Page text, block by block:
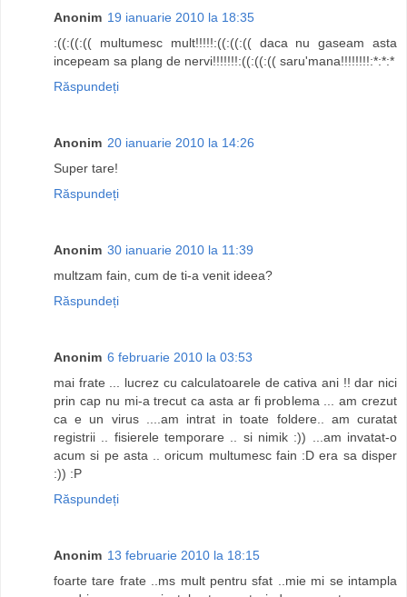
Anonim 19 ianuarie 2010 la 18:35
:((:((:(( multumesc mult!!!!!:((:((:(( daca nu gaseam asta
incepeam sa plang de nervi!!!!!!!:((:((:(( saru'mana!!!!!!!!:*:*:*
Răspundeți
Anonim 20 ianuarie 2010 la 14:26
Super tare!
Răspundeți
Anonim 30 ianuarie 2010 la 11:39
multzam fain, cum de ti-a venit ideea?
Răspundeți
Anonim 6 februarie 2010 la 03:53
mai frate ... lucrez cu calculatoarele de cativa ani !! dar nici
prin cap nu mi-a trecut ca asta ar fi problema ... am crezut
ca e un virus ....am intrat in toate foldere.. am curatat
registrii .. fisierele temporare .. si nimik :)) ...am invatat-o
acum si pe asta .. oricum multumesc fain :D era sa disper
:)) :P
Răspundeți
Anonim 13 februarie 2010 la 18:15
foarte tare frate ..ms mult pentru sfat ..mie mi se intampla